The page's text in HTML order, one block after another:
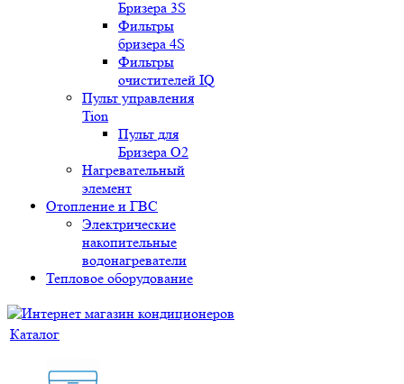
Бризера 3S
Фильтры
бризера 4S
Фильтры
очистителей IQ
Пульт управления
Tion
Пульт для
Бризера O2
Нагревательный
элемент
Отопление и ГВС
Электрические
накопительные
водонагреватели
Тепловое оборудование
Каталог